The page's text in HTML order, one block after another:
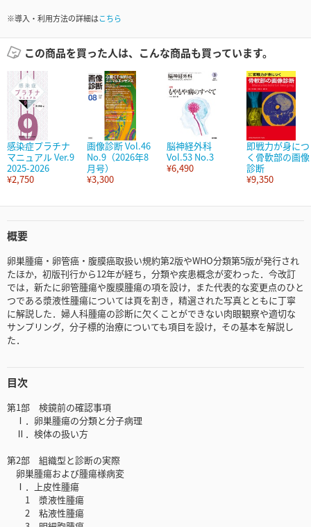
※導入・利用方法の詳細はこちら
この商品を買った人は、こんな商品も買っています。
感染症プラチナ
マニュアル Ver.9
2025-2026
¥2,750
画像診断 Vol.46
No.9（2026年8
月号）
¥3,300
脳神経外科
Vol.53 No.3
¥6,490
即戦力が身につ
く骨軟部の画像
診断
¥9,350
概要
卵巣腫瘍・卵管癌・腹膜癌取扱い規約第2版やWHO分類第5版が発行され
たほか，初版刊行から12年が経ち，分類や疾患概念が変わった．今改訂
では，新たに卵管腫瘍や腹膜腫瘍の項を設け，また代表的な変更点のひと
つである漿液性腫瘍については頁を割き，精選された写真とともに丁寧
に解説した．婦人科腫瘍の診断に欠くことができない肉眼観察や適切な
サンプリング，分子標的治療についても項目を設け，その基本を解説し
た．
目次
第1部 検鏡前の確認事項
Ⅰ．卵巣腫瘍の分類と分子病理
Ⅱ．検体の扱い方
第2部 組織型と診断の実際
卵巣腫瘍および腫瘍様病変
Ⅰ．上皮性腫瘍
1 漿液性腫瘍
2 粘液性腫瘍